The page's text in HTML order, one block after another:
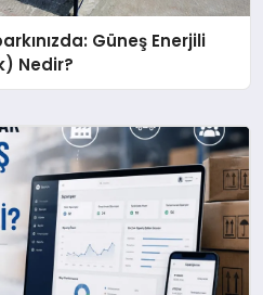
Güneş Enerjili
Nedir?